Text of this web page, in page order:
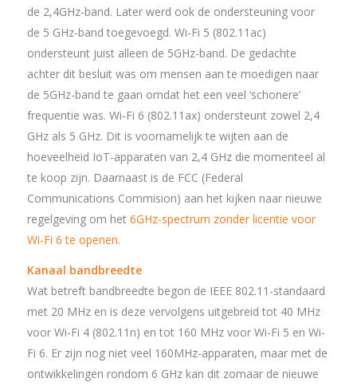
de 2,4GHz-band. Later werd ook de ondersteuning voor
de 5 GHz-band toegevoegd. Wi-Fi 5 (802.11ac)
ondersteunt juist alleen de 5GHz-band. De gedachte
achter dit besluit was om mensen aan te moedigen naar
de 5GHz-band te gaan omdat het een veel ‘schonere’
frequentie was. Wi-Fi 6 (802.11ax) ondersteunt zowel 2,4
GHz als 5 GHz. Dit is voornamelijk te wijten aan de
hoeveelheid IoT-apparaten van 2,4 GHz die momenteel al
te koop zijn. Daarnaast is de FCC (Federal
Communications Commision) aan het kijken naar nieuwe
regelgeving om het 6GHz-spectrum zonder licentie voor
Wi-Fi 6 te openen.
Kanaal bandbreedte
Wat betreft bandbreedte begon de IEEE 802.11-standaard
met 20 MHz en is deze vervolgens uitgebreid tot 40 MHz
voor Wi-Fi 4 (802.11n) en tot 160 MHz voor Wi-Fi 5 en Wi-
Fi 6. Er zijn nog niet veel 160MHz-apparaten, maar met de
ontwikkelingen rondom 6 GHz kan dit zomaar de nieuwe